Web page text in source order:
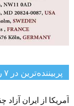
پربیننده‌ترین‌ در ۷ روز گذشته
آمریکا از ایران